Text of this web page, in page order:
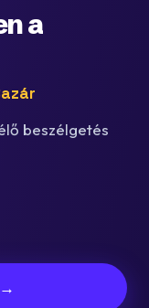
a
beszélgetés